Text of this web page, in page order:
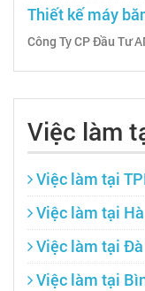
Thiết kế máy
Công Ty CP Đầu Tư
Việc làm
Việc làm tại
Việc làm tại
Việc làm tại
Việc làm tại